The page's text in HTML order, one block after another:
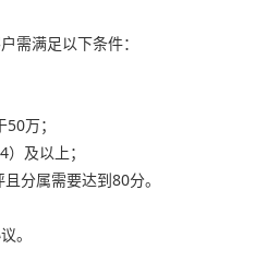
需满足以下条件：
万；
及以上；
分属需要达到80分。
。